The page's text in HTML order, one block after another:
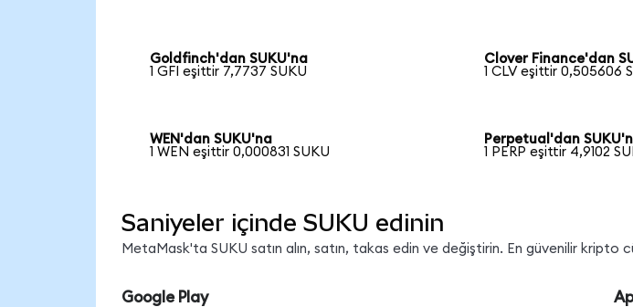
Goldfinch'dan SUKU'na
1 GFI eşittir 7,7737 SUKU
Clover Finance'dan
1 CLV eşittir 0,505606
WEN'dan SUKU'na
1 WEN eşittir 0,000831 SUKU
Perpetual'dan
1 PERP eşittir 4,9102
Saniyeler içinde SUKU edinin
MetaMask'ta SUKU satın alın, satın, takas edin ve değiştirin. En güvenilir kripto
Google Play